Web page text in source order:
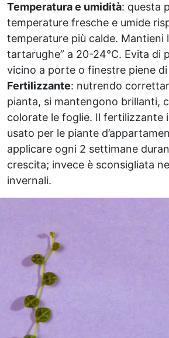
Temperatura e umidità: questa
temperature fresche e umide
temperature più calde. Mantieni
tartarughe” a 20-24°C. Evita di
vicino a porte o finestre piene
Fertilizzante: nutrendo
pianta, si mantengono brillanti,
colorate le foglie. Il fertilizzante
usato per le piante
applicare ogni 2 settimane
crescita; invece è sconsigliata
invernali.